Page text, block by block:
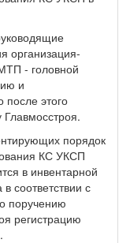
организация-
- головной
и
этого
Главмосстроя.
порядок
КС УКСП
в инвентарной
соответствии с
поручению
регистрацию